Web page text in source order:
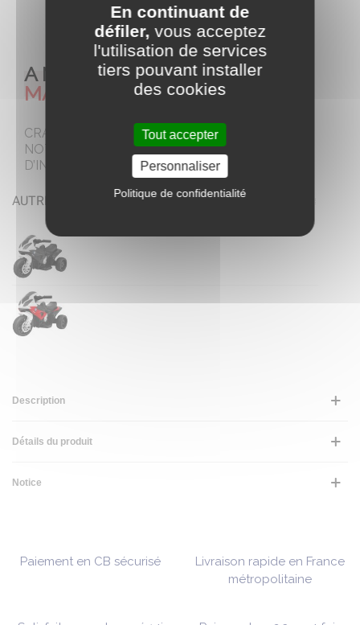
AJOUTER AU PANIER
A NE PAS
MANQUER
CRAQUEZ POUR
NOTRE SELECTION
D’INCONTOURNABLES
AUTRES COLORIS
Description
Détails du produit
Notice
Paiement en CB sécurisé
Livraison rapide en France
métropolitaine
En continuant de
défiler, vous acceptez
l'utilisation de services
tiers pouvant installer
des cookies
Tout accepter
Personnaliser
Politique de confidentialité